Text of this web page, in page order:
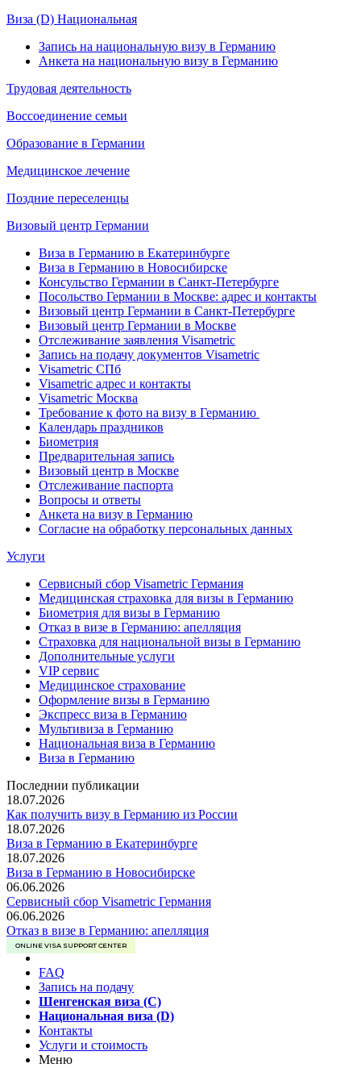
Виза (D) Национальная
Запись на национальную визу в Германию
Анкета на национальную визу в Германию
Трудовая деятельность
Воссоединение семьи
Образование в Германии
Медицинское лечение
Поздние переселенцы
Визовый центр Германии
Виза в Германию в Екатеринбурге
Виза в Германию в Новосибирске
Консульство Германии в Санкт-Петербурге
Посольство Германии в Москве: адрес и контакты
Визовый центр Германии в Санкт-Петербурге
Визовый центр Германии в Москве
Отслеживание заявления Visametric
Запись на подачу документов Visametric
Visametric СПб
Visametric адрес и контакты
Visametric Москва
Требование к фото на визу в Германию
Календарь праздников
Биометрия
Предварительная запись
Визовый центр в Москве
Отслеживание паспорта
Вопросы и ответы
Анкета на визу в Германию
Согласие на обработку персональных данных
Услуги
Сервисный сбор Visametric Германия
Медицинская страховка для визы в Германию
Биометрия для визы в Германию
Отказ в визе в Германию: апелляция
Страховка для национальной визы в Германию
Дополнительные услуги
VIP сервис
Медицинское страхование
Оформление визы в Германию
Экспресс виза в Германию
Мультивиза в Германию
Национальная виза в Германию
Виза в Германию
Последнии публикации
18.07.2026
Как получить визу в Германию из России
18.07.2026
Виза в Германию в Екатеринбурге
18.07.2026
Виза в Германию в Новосибирске
06.06.2026
Сервисный сбор Visametric Германия
06.06.2026
Отказ в визе в Германию: апелляция
ONLINE VISA SUPPORT CENTER
FAQ
Запись на подачу
Шенгенская виза (C)
Национальная виза (D)
Контакты
Услуги и стоимость
Меню